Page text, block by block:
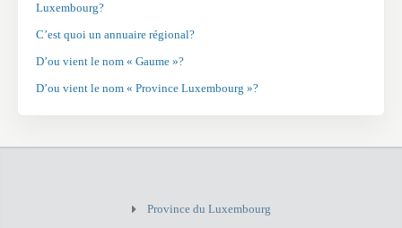
Luxembourg?
C’est quoi un annuaire régional?
D’ou vient le nom « Gaume »?
D’ou vient le nom « Province Luxembourg »?
Province du Luxembourg